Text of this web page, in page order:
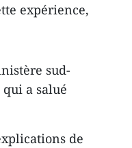
expérience,
sud-
a salué
de